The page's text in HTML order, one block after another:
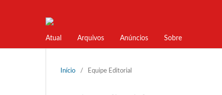
Atual Arquivos Anúncios Sobre
Início / Equipe Editorial